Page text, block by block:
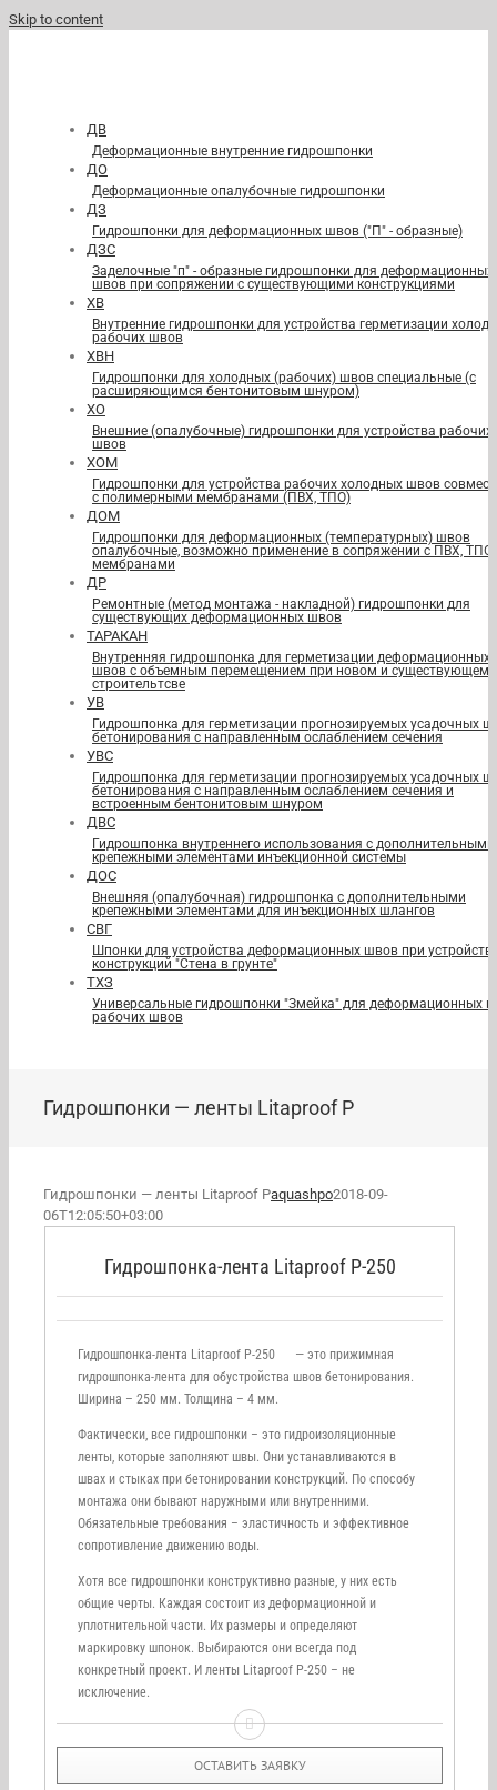
Skip to content
ДВ
Деформационные внутренние гидрошпонки
ДО
Деформационные опалубочные гидрошпонки
ДЗ
Гидрошпонки для деформационных швов ("П" - образные)
ДЗС
Заделочные "п" - образные гидрошпонки для деформационных
швов при сопряжении с существующими конструкциями
ХВ
Внутренние гидрошпонки для устройства герметизации
рабочих швов
ХВН
Гидрошпонки для холодных (рабочих) швов специальные (с
расширяющимся бентонитовым шнуром)
ХО
Внешние (опалубочные) гидрошпонки для устройства рабочих
швов
ХОМ
Гидрошпонки для устройства рабочих холодных швов
с полимерными мембранами (ПВХ, ТПО)
ДОМ
Гидрошпонки для деформационных (температурных) швов
опалубочные, возможно применение в сопряжении с ПВХ, ТПО
мембранами
ДР
Ремонтные (метод монтажа - накладной) гидрошпонки для
существующих деформационных швов
ТАРАКАН
Внутренняя гидрошпонка для герметизации деформационных
швов с объемным перемещением при новом и существующем
строительтсве
УВ
Гидрошпонка для герметизации прогнозируемых усадочных
бетонирования с направленным ослаблением сечения
УВС
Гидрошпонка для герметизации прогнозируемых усадочных
бетонирования с направленным ослаблением сечения и
встроенным бентонитовым шнуром
ДВС
Гидрошпонка внутреннего использования с дополнительными
крепежными элементами инъекционной системы
ДОС
Внешняя (опалубочная) гидрошпонка с дополнительными
крепежными элементами для инъекционных шлангов
СВГ
Шпонки для устройства деформационных швов при
конструкций "Стена в грунте"
ТХЗ
Универсальные гидрошпонки "Змейка" для деформационных и
рабочих швов
Гидрошпонки — ленты Litaproof P
Гидрошпонки — ленты Litaproof Paquashpo2018-09-
06T12:05:50+03:00
Гидрошпонка-лента Litaproof P-250
Гидрошпонка-лента Litaproof P-250 — это прижимная
гидрошпонка-лента для обустройства швов бетонирования.
Ширина – 250 мм. Толщина – 4 мм.
Фактически, все гидрошпонки – это гидроизоляционные
ленты, которые заполняют швы. Они устанавливаются в
швах и стыках при бетонировании конструкций. По способу
монтажа они бывают наружными или внутренними.
Обязательные требования – эластичность и эффективное
сопротивление движению воды.
Хотя все гидрошпонки конструктивно разные, у них есть
общие черты. Каждая состоит из деформационной и
уплотнительной части. Их размеры и определяют
маркировку шпонок. Выбираются они всегда под
конкретный проект. И ленты Litaproof P-250 – не
исключение.
ОСТАВИТЬ ЗАЯВКУ